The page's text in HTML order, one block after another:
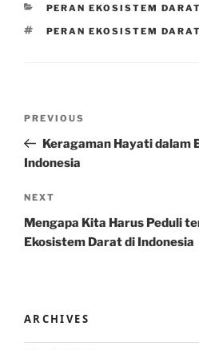
CATEGORIES
PERAN EKOSISTEM DARAT
TAGS
PERAN EKOSISTEM DARAT
Previous
Post
PREVIOUS
Keragaman Hayati dalam
Indonesia
Next
Post
NEXT
Mengapa Kita Harus Peduli
Ekosistem Darat di Indonesia
ARCHIVES